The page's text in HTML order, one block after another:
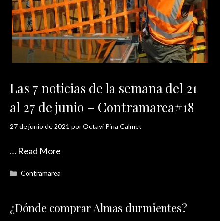
Las 7 noticias de la semana del 21
al 27 de junio – Contramarea#18
27 de junio de 2021 porOctavi Pina Calmet
… Read More
Categorías
Contramarea
¿Dónde comprar Almas durmientes?